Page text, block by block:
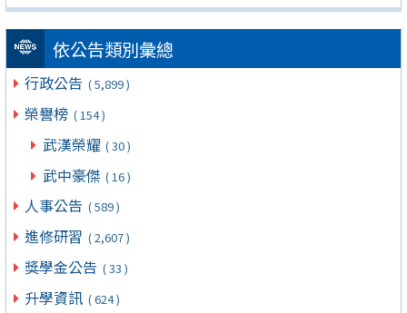
依公告類別彙總
行政公告 ( 5,899 )
榮譽榜 ( 154 )
武漢榮耀 ( 30 )
武中豪傑 ( 16 )
人事公告 ( 589 )
進修研習 ( 2,607 )
獎學金公告 ( 33 )
升學資訊 ( 624 )